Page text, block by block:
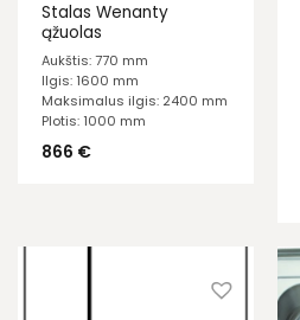
Stalas Wenanty
ąžuolas
Aukštis: 770 mm
Ilgis: 1600 mm
Maksimalus ilgis: 2400 mm
Plotis: 1000 mm
866 €